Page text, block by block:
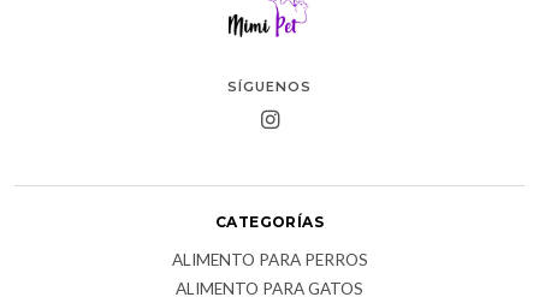
SÍGUENOS
CATEGORÍAS
ALIMENTO PARA PERROS
ALIMENTO PARA GATOS